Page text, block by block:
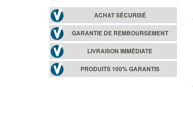
ACHAT SÉCURISÉ
GARANTIE DE REMBOURSEMENT
LIVRAISON IMMÉDIATE
PRODUITS 100% GARANTIS